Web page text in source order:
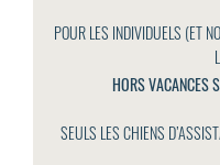
POUR LES INDIVIDUELS (ET
HORS VACANCES
SEULS LES CHIENS